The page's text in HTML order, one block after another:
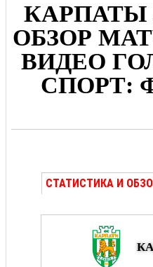
КАРПАТЫ
ОБЗОР
ВИДЕО
СПОРТ:
СТАТИСТИКА И